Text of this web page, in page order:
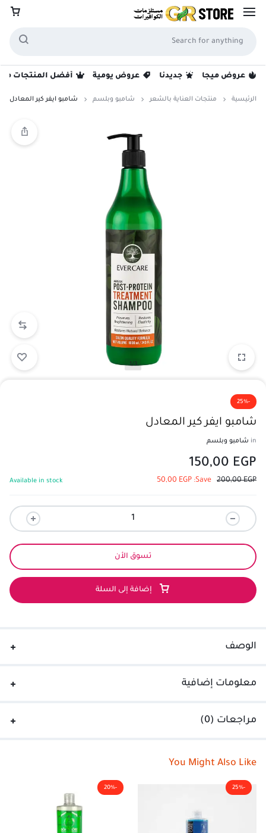
عروض ميجا جديدنا عروض يومية أفضل المنتجات
الرئيسية منتجات العناية بالشعر شامبو وبلسم شامبو ايفر كير المعادل
1/3
-25%
شامبو ايفر كير المعادل
in شامبو وبلسم
150,00 EGP
200,00EGP
Save:
50,00 EGP
Available in stock
إضافة إلى السلة
تسوق الأن
الوصف
معلومات إضافية
مراجعات (0)
You Might Also Like
-25%
-20%